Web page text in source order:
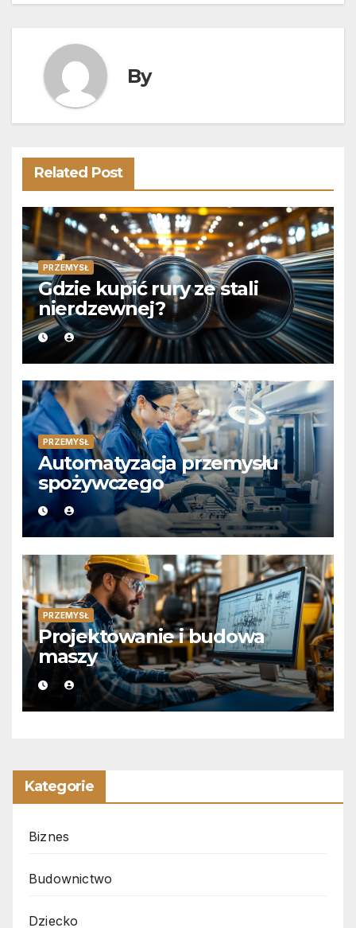
By
Related Post
PRZEMYSŁ
Gdzie kupić rury ze stali
nierdzewnej?
PRZEMYSŁ
Automatyzacja przemysłu
spożywczego
PRZEMYSŁ
Projektowanie i budowa
maszy
Kategorie
Biznes
Budownictwo
Dziecko